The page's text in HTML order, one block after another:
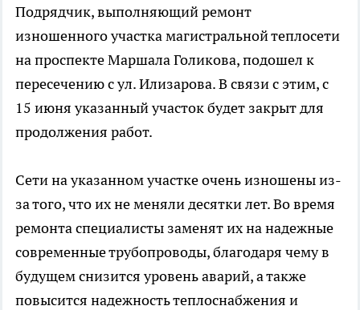
Подрядчик, выполняющий ремонт
изношенного участка магистральной теплосети
на проспекте Маршала Голикова, подошел к
пересечению с ул. Илизарова. В связи с этим, с
15 июня указанный участок будет закрыт для
продолжения работ.
Сети на указанном участке очень изношены из-
за того, что их не меняли десятки лет. Во время
ремонта специалисты заменят их на надежные
современные трубопроводы, благодаря чему в
будущем снизится уровень аварий, а также
повысится надежность теплоснабжения и